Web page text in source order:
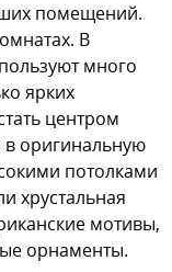
помещений.
В
много
ярких
центром
оригинальную
потолками
хрустальная
мотивы,
орнаменты.